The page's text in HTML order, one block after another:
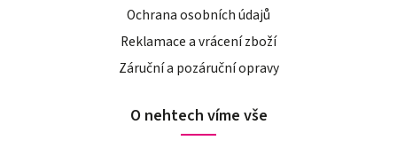
Ochrana osobních údajů
Reklamace a vrácení zboží
Záruční a pozáruční opravy
O nehtech víme vše